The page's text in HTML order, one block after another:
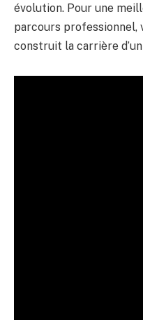
évolution. Pour une
parcours professionnel,
construit la carrière d’un